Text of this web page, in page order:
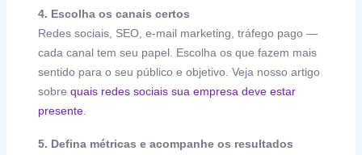
4. Escolha os canais certos
Redes sociais, SEO, e-mail marketing, tráfego pago —
cada canal tem seu papel. Escolha os que fazem mais
sentido para o seu público e objetivo. Veja nosso artigo
sobrequais redes sociais sua empresa deve estar
presente
5. Defina métricas e acompanhe os resultados